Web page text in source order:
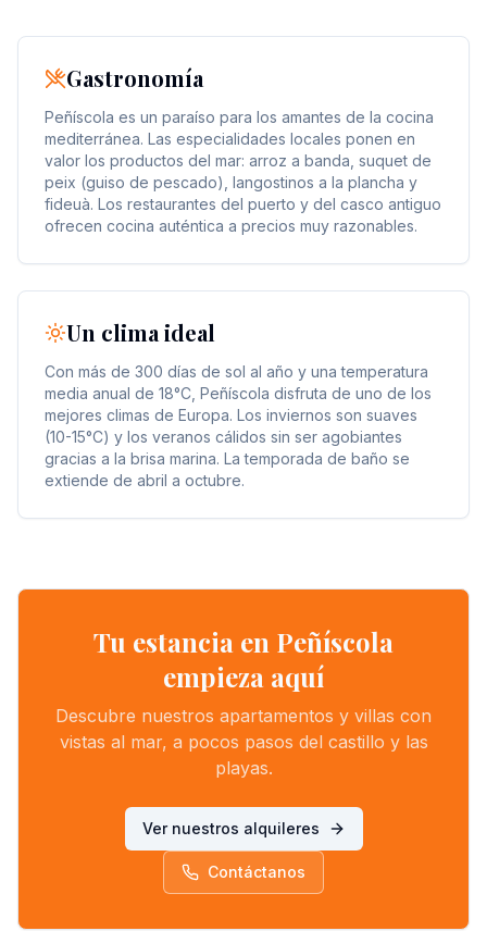
Gastronomía
Peñíscola es un paraíso para los amantes de la cocina
mediterránea. Las especialidades locales ponen en
valor los productos del mar: arroz a banda, suquet de
peix (guiso de pescado), langostinos a la plancha y
fideuà. Los restaurantes del puerto y del casco antiguo
ofrecen cocina auténtica a precios muy razonables.
Un clima ideal
Con más de 300 días de sol al año y una temperatura
media anual de 18°C, Peñíscola disfruta de uno de los
mejores climas de Europa. Los inviernos son suaves
(10-15°C) y los veranos cálidos sin ser agobiantes
gracias a la brisa marina. La temporada de baño se
extiende de abril a octubre.
Tu estancia en Peñíscola
empieza aquí
Descubre nuestros apartamentos y villas con
vistas al mar, a pocos pasos del castillo y las
playas.
Ver nuestros alquileres
Contáctanos